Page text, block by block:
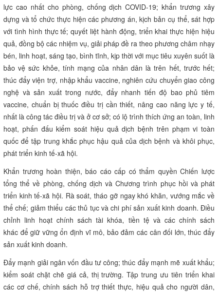
lực cao nhất cho phòng, chống dịch COVID-19; khẩn trương xây
dựng và tổ chức thực hiện các phương án, kịch bản cụ thể, sát hợp
với tình hình thực tế; quyết liệt hành động, triển khai thực hiện hiệu
quả, đồng bộ các nhiệm vụ, giải pháp đề ra theo phương châm nhạy
bén, linh hoạt, sáng tạo, bình tĩnh, kịp thời với mục tiêu xuyên suốt là
bảo vệ sức khỏe, tính mạng của nhân dân là trên hết, trước hết;
thúc đẩy viện trợ, nhập khẩu vaccine, nghiên cứu chuyển giao công
nghệ và sản xuất trong nước, đẩy nhanh tiến độ bao phủ tiêm
vaccine, chuẩn bị thuốc điều trị cần thiết, nâng cao năng lực y tế,
nhất là công tác điều trị và ở cơ sở; có lộ trình thích ứng an toàn, linh
hoạt, phấn đấu kiểm soát hiệu quả dịch bệnh trên phạm vi toàn
quốc để tập trung khắc phục hậu quả của dịch bệnh và khôi phục,
phát triển kinh tế-xã hội.
Khẩn trương hoàn thiện, báo cáo cấp có thẩm quyền Chiến lược
tổng thể về phòng, chống dịch và Chương trình phục hồi và phát
triển kinh tế-xã hội. Rà soát, tháo gỡ ngay khó khăn, vướng mắc về
thể chế; giảm thiểu các thủ tục và chi phí sản xuất kinh doanh. Điều
chỉnh linh hoạt chính sách tài khóa, tiền tệ và các chính sách
khác để giữ vững ổn định vĩ mô, bảo đảm các cân đối lớn, thúc đẩy
sản xuất kinh doanh.
Đẩy mạnh giải ngân vốn đầu tư công; thúc đẩy mạnh mẽ xuất khẩu;
kiểm soát chặt chẽ giá cả, thị trường. Tập trung ưu tiên triển khai
các cơ chế, chính sách hỗ trợ thiết thực, hiệu quả cho người dân,